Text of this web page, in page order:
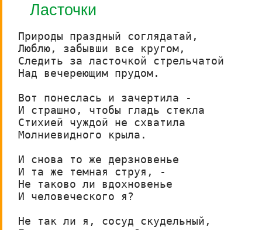
Ласточки
Природы праздный соглядатай,
Люблю, забывши все кругом,
Следить за ласточкой стрельчатой
Над вечереющим прудом.
Вот понеслась и зачертила -
И страшно, чтобы гладь стекла
Стихией чуждой не схватила
Молниевидного крыла.
И снова то же дерзновенье
И та же темная струя, -
Не таково ли вдохновенье
И человеческого я?
Не так ли я, сосуд скудельный,